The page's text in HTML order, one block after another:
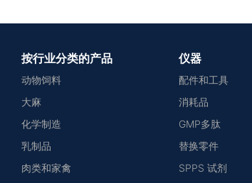
按行业分类的产品
动物饲料
大麻
化学制造
乳制品
肉类和家禽
仪器
配件和工具
消耗品
GMP多肽
替换零件
SPPS 试剂